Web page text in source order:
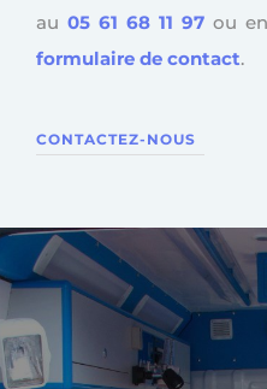
au 05 61 68 11 97 ou
formulaire de contact.
CONTACTEZ-NOUS